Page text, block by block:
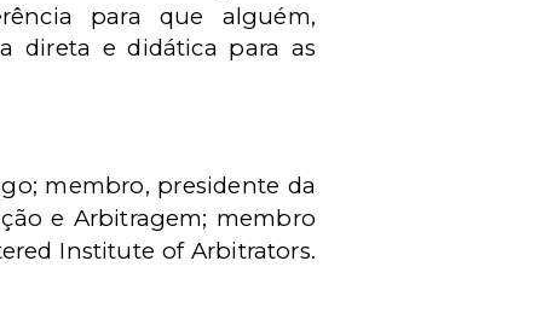
para que alguém,
direta e didática para as
membro, presidente da
e Arbitragem; membro
Institute of Arbitrators.